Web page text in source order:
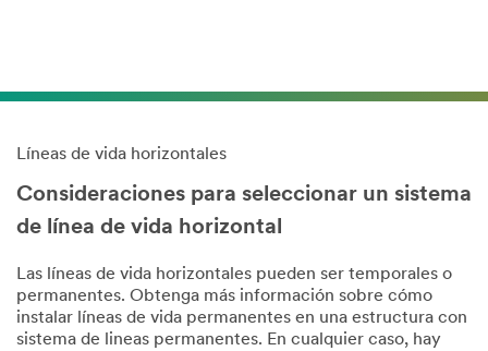
Líneas de vida horizontales
Consideraciones para seleccionar un sistema
de línea de vida horizontal
Las líneas de vida horizontales pueden ser temporales o
permanentes. Obtenga más información sobre cómo
instalar líneas de vida permanentes en una estructura con
sistema de lineas permanentes. En cualquier caso, hay